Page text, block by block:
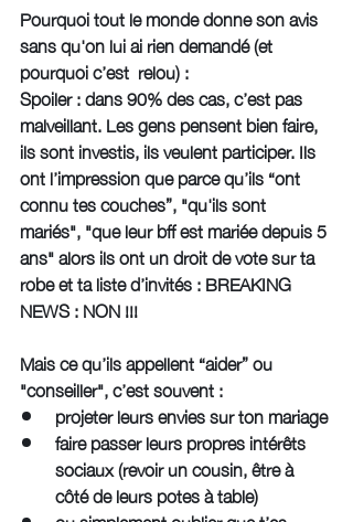
Pourquoi tout le monde donne son avis
sans qu'on lui ai rien demandé (et
pourquoi c’est  relou) :
Spoiler : dans 90% des cas, c’est pas
malveillant. Les gens pensent bien faire,
ils sont investis, ils veulent participer. Ils
ont l’impression que parce qu’ils “ont
connu tes couches”, "qu'ils sont
mariés", "que leur bff est mariée depuis 5
ans" alors ils ont un droit de vote sur ta
robe et ta liste d’invités : BREAKING
NEWS : NON !!!
Mais ce qu’ils appellent “aider” ou
"conseiller", c’est souvent :
projeter leurs envies sur ton mariage
faire passer leurs propres intérêts
sociaux (revoir un cousin, être à
côté de leurs potes à table)